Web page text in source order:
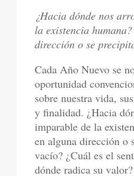
¿Hacia dónde nos
la existencia
dirección o se
Cada Año Nuevo se
oportunidad
sobre nuestra vida,
y finalidad. ¿Hacia
imparable de la
en alguna dirección o
vacío? ¿Cuál es el
dónde radica su